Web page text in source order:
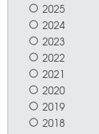
2025
2024
2023
2022
2021
2020
2019
2018